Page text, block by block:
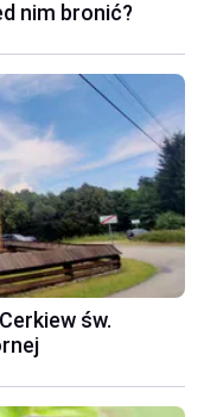
nim bronić?
św.